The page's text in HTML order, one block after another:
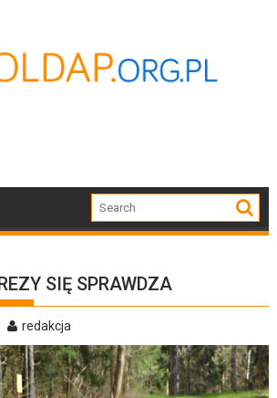
SIĘ SPRAWDZA
redakcja